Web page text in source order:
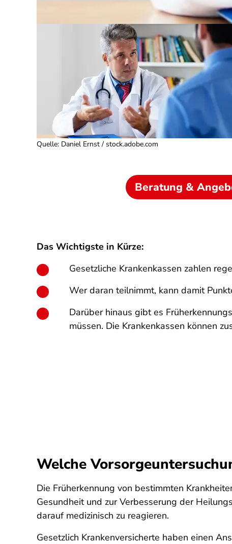
Quelle: Daniel Ernst / stock.adobe.com
Beratung &
Das Wichtigste in Kürze:
Gesetzliche Krankenkassen zahlen
Wer daran teilnimmt, kann damit
Darüber hinaus gibt es
müssen. Die Krankenkassen können
Welche
Die Früherkennung von bestimmten
Gesundheit und zur Verbesserung der
darauf medizinisch zu reagieren.
Gesetzlich Krankenversicherte haben einen